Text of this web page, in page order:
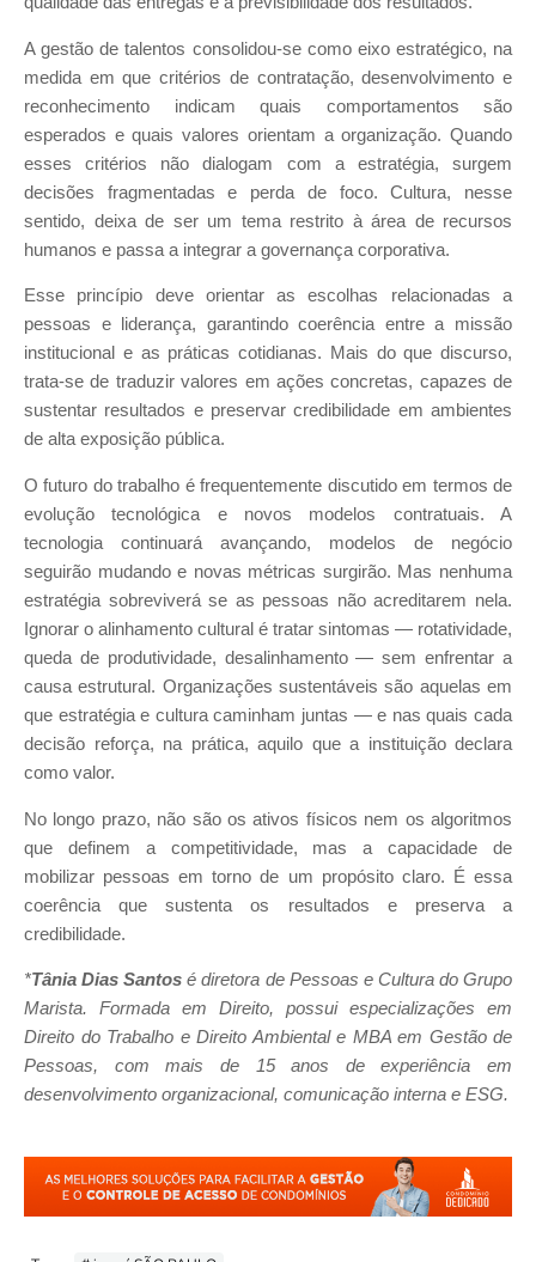
A gestão de talentos consolidou-se como eixo estratégico, na
medida em que critérios de contratação, desenvolvimento e
reconhecimento indicam quais comportamentos são
esperados e quais valores orientam a organização. Quando
esses critérios não dialogam com a estratégia, surgem
decisões fragmentadas e perda de foco. Cultura, nesse
sentido, deixa de ser um tema restrito à área de recursos
humanos e passa a integrar a governança corporativa.
Esse princípio deve orientar as escolhas relacionadas a
pessoas e liderança, garantindo coerência entre a missão
institucional e as práticas cotidianas. Mais do que discurso,
trata-se de traduzir valores em ações concretas, capazes de
sustentar resultados e preservar credibilidade em ambientes
de alta exposição pública.
O futuro do trabalho é frequentemente discutido em termos de
evolução tecnológica e novos modelos contratuais. A
tecnologia continuará avançando, modelos de negócio
seguirão mudando e novas métricas surgirão. Mas nenhuma
estratégia sobreviverá se as pessoas não acreditarem nela.
Ignorar o alinhamento cultural é tratar sintomas — rotatividade,
queda de produtividade, desalinhamento — sem enfrentar a
causa estrutural. Organizações sustentáveis são aquelas em
que estratégia e cultura caminham juntas — e nas quais cada
decisão reforça, na prática, aquilo que a instituição declara
como valor.
No longo prazo, não são os ativos físicos nem os algoritmos
que definem a competitividade, mas a capacidade de
mobilizar pessoas em torno de um propósito claro. É essa
coerência que sustenta os resultados e preserva a
credibilidade.
*Tânia Dias Santos é diretora de Pessoas e Cultura do Grupo
Marista. Formada em Direito, possui especializações em
Direito do Trabalho e Direito Ambiental e MBA em Gestão de
Pessoas, com mais de 15 anos de experiência em
desenvolvimento organizacional, comunicação interna e ESG.